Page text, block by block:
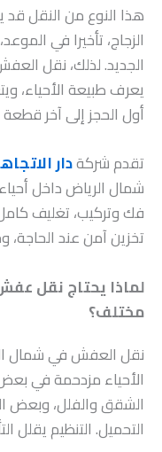
هذا النوع من النقل
الزجاج، تأخيرا في
الجديد. لذلك، نقل
يعرف طبيعة الأحياء،
أول الحجز إلى آخر قطعة
تقدم شركةدار
شمال الرياض داخل
فك وتركيب، تغليف
تخزين آمن عند الحاجة،
لماذا يحتاج نقل
مختلف؟
نقل العفش في شمال
الأحياء مزدحمة في
الشقق والفلل، وبعض
التحميل. التنظيم